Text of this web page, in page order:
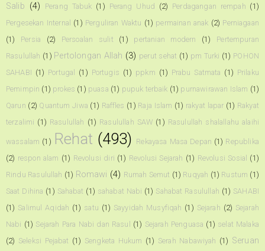
Salib (4) Perang Tabuk (1) Perang Uhud (2) Perdagangan rempah (1)
Pergesekan Internal (1) Perguliran Waktu (1) permainan anak (2) Perniagaan
(1)
Persia (2) Persoalan sulit (1) pertanian modern (1)
Pertempuran
Rasulullah (1) Pertolongan Allah (3) perut sehat (1) pm Turki (1) POHON
SAHABI (1) Portugal (1) Portugis (1) ppkm (1) Prabu Satmata (1) Prilaku
Pemimpin (1) prokes (1) puasa (1) pupuk terbaik (1) purnawirawan Islam (1)
Qarun (2) Quantum Jiwa (1) Raffles (1) Raja Islam (1) rakyat lapar (1) Rakyat
terzalimi (1) Rasulullah (1) Rasulullah SAW (1) Rasulullah shalallahu alaihi
wassalam (1) Rehat (493) Rekayasa Masa Depan (1) Republika
(2) respon alam (1) Revolusi diri (1) Revolusi Sejarah (1) Revolusi Sosial (1)
Rindu Rasulullah (1) Romawi (4) Rumah Semut (1) Ruqyah (1) Rustum (1)
Saat Dihina (1) Sahabat (1) sahabat Nabi (1) Sahabat Rasulullah (1) SAHABI
(1) Salimul Aqidah (1) satu (1) Sayyidah Musyfiqah (1) Sejarah (2) Sejarah
Nabi (1) Sejarah Para Nabi dan Rasul (1) Sejarah Penguasa (1) selat Malaka
(2) Seleksi Pejabat (1) Sengketa Hukum (1) Serah Nabawiyah (1) Seruan